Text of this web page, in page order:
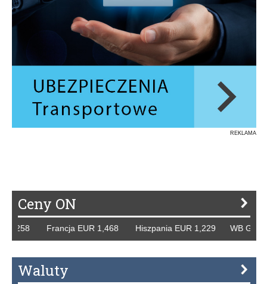
REKLAMA
Ceny ON
Francja EUR 1,468 Hiszpania EUR 1,229 WB GBP
Waluty